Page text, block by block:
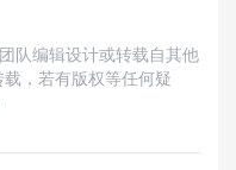
队编辑设计或转载自其他
，若有版权等任何疑